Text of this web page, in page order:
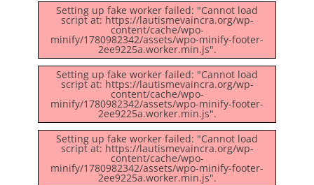
Setting up fake worker failed: "Cannot load
script at: https://lautismevaincra.org/wp-
content/cache/wpo-
minify/1780982342/assets/wpo-minify-footer-
2ee9225a.worker.min.js".
Setting up fake worker failed: "Cannot load
script at: https://lautismevaincra.org/wp-
content/cache/wpo-
minify/1780982342/assets/wpo-minify-footer-
2ee9225a.worker.min.js".
Setting up fake worker failed: "Cannot load
script at: https://lautismevaincra.org/wp-
content/cache/wpo-
minify/1780982342/assets/wpo-minify-footer-
2ee9225a.worker.min.js".